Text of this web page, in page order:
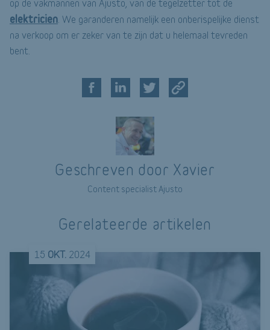
op de vakmannen van Ajusto, van de tegelzetter tot de
elektricien . We garanderen namelijk een onberispelijke dienst
na verkoop om er zeker van te zijn dat u helemaal tevreden
bent.
Geschreven door Xavier
Content specialist Ajusto
Gerelateerde artikelen
15 OKT. 2024